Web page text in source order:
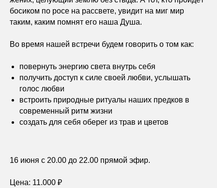
босиком по росе на рассвете, увидит на миг мир
таким, каким помнят его наша Душа.
Во время нашей встречи будем говорить о том как:
повернуть энергию света внутрь себя
получить доступ к силе своей любви, услышать
голос любви
встроить природные ритуалы наших предков в
современный ритм жизни
создать для себя оберег из трав и цветов
16 июня с 20.00 до 22.00 прямой эфир.
Цена: 11.000 ₽